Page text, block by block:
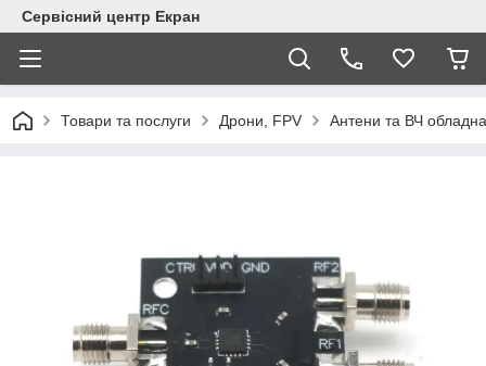
Сервісний центр Екран
Товари та послуги Дрони, FPV Антени та ВЧ